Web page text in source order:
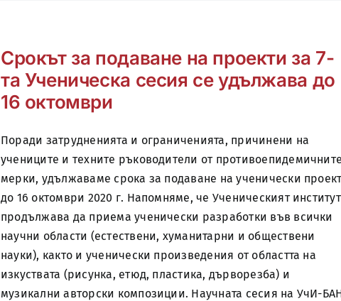
Срокът за подаване на проекти за 7-
та Ученическа сесия се удължава до
16 октомври
Поради затрудненията и ограниченията, причинени на
учениците и техните ръководители от
мерки, удължаваме срока за подаване на ученически
до 16 октомври 2020 г. Напомняме, че Ученическият институт
продължава да приема ученически разработки във всички
научни области (естествени, хуманитарни и обществени
науки), както и ученически произведения от областта на
изкуствата (рисунка, етюд, пластика, дърворезба) и
музикални авторски композиции. Научната сесия на УчИ-